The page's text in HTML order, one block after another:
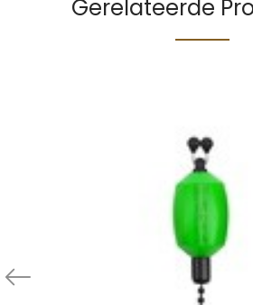
Gerelateerde